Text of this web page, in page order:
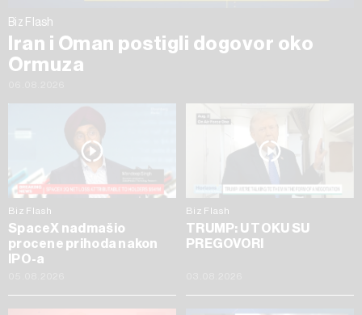
Biz Flash
Iran i Oman postigli dogovor oko
Ormuza
Biz Flash
SpaceX nadmašio
procene prihoda nakon
IPO-a
Biz Flash
TRUMP: U TOKU SU
PREGOVORI